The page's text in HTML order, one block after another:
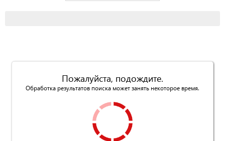
Пожалуйста, подождите.
Обработка результатов поиска может занять некоторое время.